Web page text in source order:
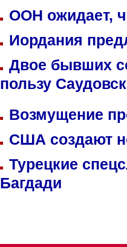
ООН ожидает,
Иордания
Двое бывших
пользу
Возмущение
США создают
Турецкие
Багдади